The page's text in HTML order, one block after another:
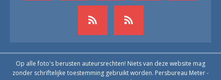
Op alle foto's berusten auteursrechten! Niets van deze website mag
zonder schriftelijke toestemming gebruikt worden. Persbureau Meter -